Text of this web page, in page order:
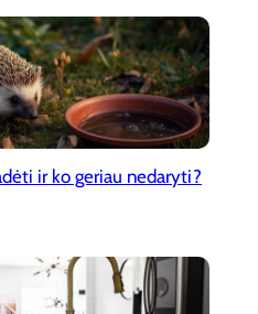
ir ko geriau nedaryti?